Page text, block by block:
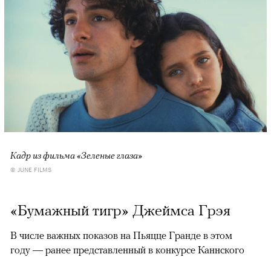
Кадр из фильма «Зеленые глаза»
© JUNE FILMS
«Бумажный тигр» Джеймса Грэя
В числе важных показов на Пьяцце Гранде в этом
году — ранее представленный в конкурсе Каннского